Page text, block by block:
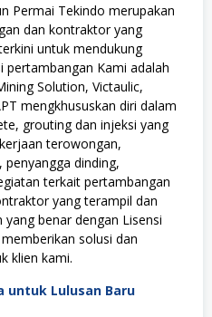
Permai Tekindo merupakan
dan kontraktor yang
untuk mendukung
pertambangan Kami adalah
Solution, Victaulic,
mengkhususkan diri dalam
grouting dan injeksi yang
terowongan,
dinding,
terkait pertambangan
yang terampil dan
benar dengan Lisensi
solusi dan
klien kami.
untuk Lulusan Baru